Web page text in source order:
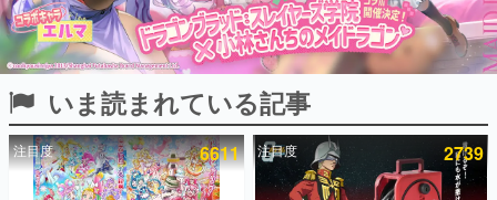
ピックアップ
電ファミのいま読まれている記事ランキング
いま読まれている記事
注目度 6611 注目度 2739